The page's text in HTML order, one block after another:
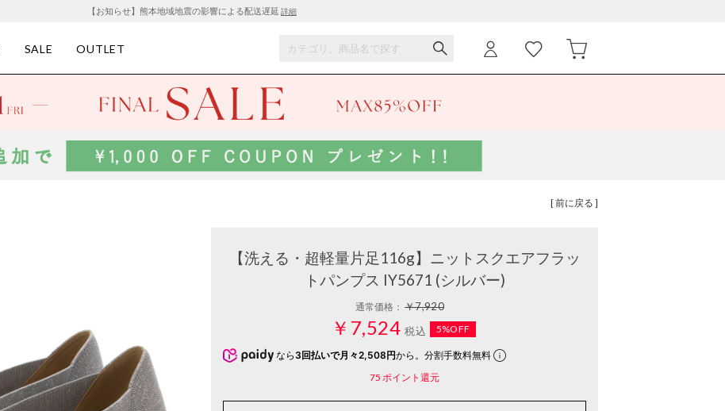
【お知らせ】熊本地域地震の影響による配送遅延 詳細
SALE OUTLET
[ 前に戻る ]
【洗える・超軽量片足116g】ニットスクエアフラッ
トパンプス IY5671 (シルバー)
通常価格：￥7,920
￥7,524 税込 5%OFF
なら 3回払いで月々2,508円から。分割手数料無料
75 ポイント還元